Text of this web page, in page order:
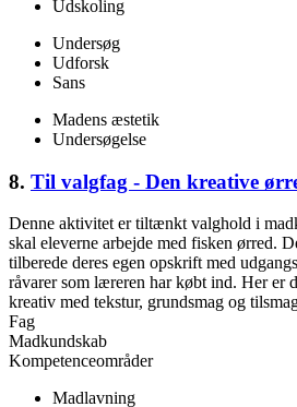
Udskoling
Undersøg
Udforsk
Sans
Madens æstetik
Undersøgelse
8. Til valgfag - Den kreative
Denne aktivitet er tiltænkt valghold i
skal eleverne arbejde med fisken ørred.
tilberede deres egen opskrift med
råvarer som læreren har købt ind. Her er
kreativ med tekstur, grundsmag og
Fag
Madkundskab
Kompetenceområder
Madlavning